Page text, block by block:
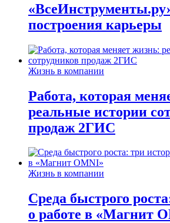
построения карьеры
Жизнь в компании
Работа, которая
реальные истории
продаж 2ГИС
Жизнь в компании
Среда быстрого
о работе в «Магнит